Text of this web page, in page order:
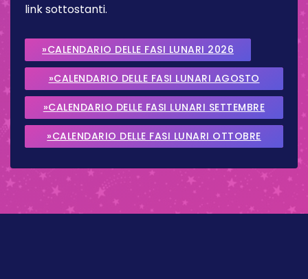
link sottostanti.
»CALENDARIO DELLE FASI LUNARI 2026
»CALENDARIO DELLE FASI LUNARI AGOSTO
2026
»CALENDARIO DELLE FASI LUNARI SETTEMBRE
2026
»CALENDARIO DELLE FASI LUNARI OTTOBRE